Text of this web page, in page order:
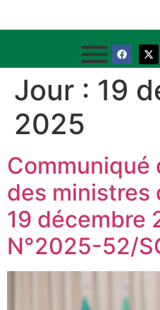
Jour : 19
2025
Communiqué
des ministres
19 décembre
N°2025-52/